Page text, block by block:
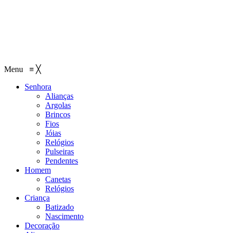
Menu ≡ ╳
Senhora
Alianças
Argolas
Brincos
Fios
Jóias
Relógios
Pulseiras
Pendentes
Homem
Canetas
Relógios
Criança
Batizado
Nascimento
Decoração